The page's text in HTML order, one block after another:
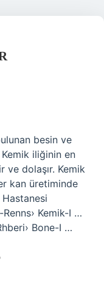
besin ve
iliğinin en
ve dolaşır. Kemik
kan üretiminde
Renns› Kemik-I …
Bone-I …